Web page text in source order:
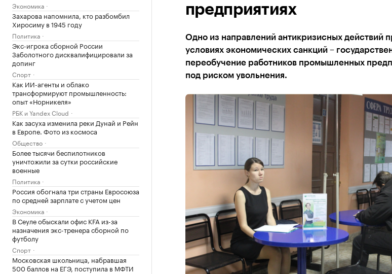
Экономика
Захарова напомнила, кто разбомбил
Хиросиму в 1945 году
Политика
Экс-игрока сборной России
Заболотного дисквалифицировали за
допинг
Спорт
Как ИИ-агенты и облако
трансформируют промышленность:
опыт «Норникеля»
РБК и Yandex Cloud
Как засуха изменила реки Дунай и Рейн
в Европе. Фото из космоса
Общество
Более тысячи беспилотников
уничтожили за сутки российские
военные
Политика
Россия обогнала три страны Евросоюза
по средней зарплате с учетом цен
Экономика
В Сеуле обыскали офис KFA из-за
назначения экс-тренера сборной по
футболу
Спорт
Московская школьница, набравшая
500 баллов на ЕГЭ, поступила в МФТИ
предприятиях
Одно из направлений антикризисных действий
условиях экономических санкций –
переобучение работников промышленных
под риском увольнения.